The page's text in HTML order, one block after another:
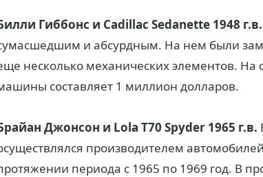
Гиббонс и Cadillac Sedanette 1948 г.в.
и абсурдным. На нем были
несколько механических элементов. На
составляет 1 миллион долларов.
Джонсон и Lola T70 Spyder 1965 г.в.
производителем
периода с 1965 по 1969 год. В